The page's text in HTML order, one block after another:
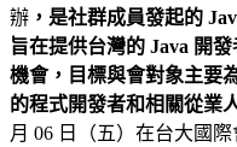
辦 ，是社群成員發起的
旨在提供台灣的 Java 開
機會，目標與會對象主要
的程式開發者和相關從業
月 06 日（五）在台大國際